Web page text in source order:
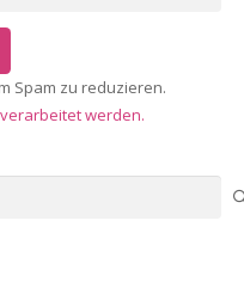
Spam zu reduzieren.
werden.